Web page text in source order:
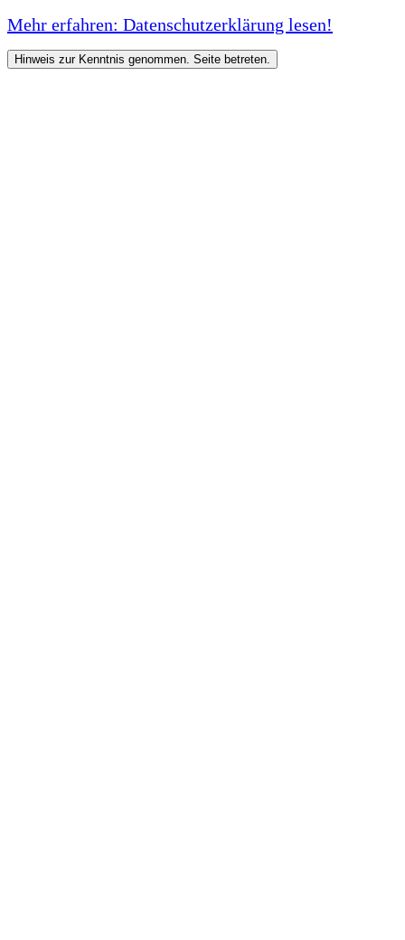
Mehr erfahren: Datenschutzerklärung lesen!
Hinweis zur Kenntnis genommen. Seite betreten.